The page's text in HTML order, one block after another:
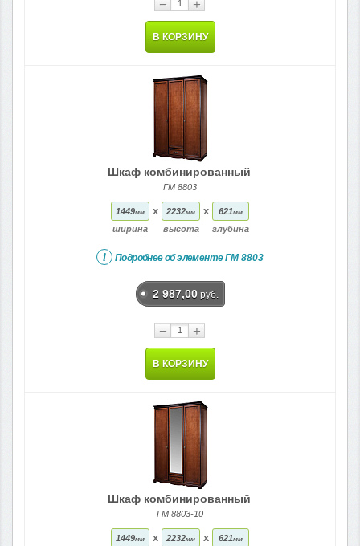
− +
В КОРЗИНУ
Шкаф комбинированный
ГМ 8803
1449мм
ширина
x 2232мм
высота
x 621мм
глубина
i Подробнее об элементеГМ 8803
2 987,00 руб.
− +
В КОРЗИНУ
Шкаф комбинированный
ГМ 8803-10
1449мм x 2232мм x 621мм